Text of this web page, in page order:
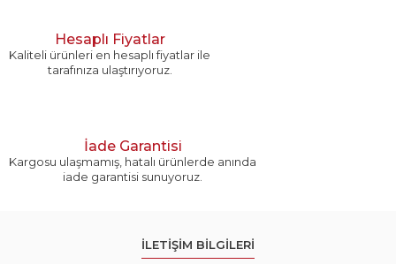
Hesaplı Fiyatlar
Kaliteli ürünleri en hesaplı fiyatlar ile
tarafınıza ulaştırıyoruz.
İade Garantisi
Kargosu ulaşmamış, hatalı ürünlerde anında
iade garantisi sunuyoruz.
İLETİŞİM BİLGİLERİ